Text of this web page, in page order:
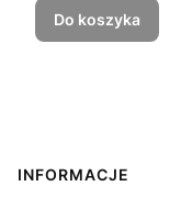
Do koszyka
Linki w stopce
INFORMACJE